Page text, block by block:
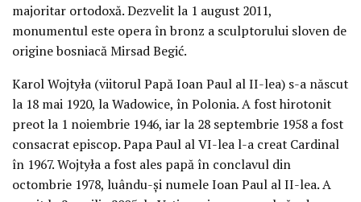
majoritar ortodoxă. Dezvelit la 1 august 2011,
monumentul este opera în bronz a sculptorului sloven de
origine bosniacă Mirsad Begić.
Karol Wojtyła (viitorul Papă Ioan Paul al II-lea) s-a născut
la 18 mai 1920, la Wadowice, în Polonia. A fost hirotonit
preot la 1 noiembrie 1946, iar la 28 septembrie 1958 a fost
consacrat episcop. Papa Paul al VI-lea l-a creat Cardinal
în 1967. Wojtyła a fost ales papă în conclavul din
octombrie 1978, luându-și numele Ioan Paul al II-lea. A